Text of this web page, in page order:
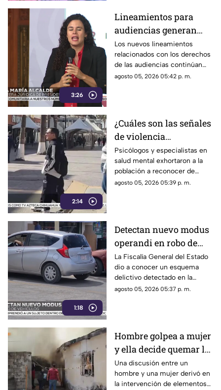
3:26
Lineamientos para
audiencias generan
debate por posible
censura a medios,
según críticas
Los nuevos lineamientos
relacionados con los derechos
de las audiencias continúan
generando controversia.
agosto 05, 2026 05:42 p. m.
2:14
¿Cuáles son las señales
de violencia
emocional? Así puedes
identificarlas
Psicólogos y especialistas en
salud mental exhortaron a la
población a reconocer de
forma temprana las conductas
agosto 05, 2026 05:39 p. m.
1:18
Detectan nuevo modus
operandi en robo de
vehículos en
Chihuahua | VIDEO
La Fiscalía General del Estado
dio a conocer un esquema
delictivo detectado en la
ciudad de Chihuahua.
agosto 05, 2026 05:37 p. m.
Hombre golpea a mujer
y ella decide quemar la
casa; ocurrió en Ciudad
Juárez | VIDEO
Una discusión entre un
hombre y una mujer derivó en
la intervención de elementos